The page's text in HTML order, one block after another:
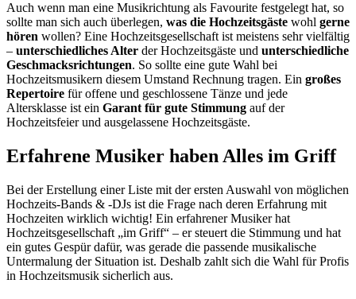
Auch wenn man eine Musikrichtung als Favourite festgelegt hat, so
sollte man sich auch überlegen, was die Hochzeitsgäste wohl gerne
hören wollen? Eine Hochzeitsgesellschaft ist meistens sehr vielfältig
– unterschiedliches Alter der Hochzeitsgäste und unterschiedliche
Geschmacksrichtungen. So sollte eine gute Wahl bei
Hochzeitsmusikern diesem Umstand Rechnung tragen. Ein großes
Repertoire für offene und geschlossene Tänze und jede
Altersklasse ist ein Garant für gute Stimmung auf der
Hochzeitsfeier und ausgelassene Hochzeitsgäste.
Erfahrene Musiker haben Alles im Griff
Bei der Erstellung einer Liste mit der ersten Auswahl von möglichen
Hochzeits-Bands & -DJs ist die Frage nach deren Erfahrung mit
Hochzeiten wirklich wichtig! Ein erfahrener Musiker hat
Hochzeitsgesellschaft „im Griff“ – er steuert die Stimmung und hat
ein gutes Gespür dafür, was gerade die passende musikalische
Untermalung der Situation ist. Deshalb zahlt sich die Wahl für Profis
in Hochzeitsmusik sicherlich aus.